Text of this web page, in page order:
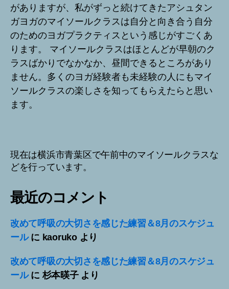
がありますが、私がずっと続けてきたアシュタン
ガヨガのマイソールクラスは自分と向き合う自分
のためのヨガプラクティスという感じがすごくあ
ります。 マイソールクラスはほとんどが早朝のク
ラスばかりでなかなか、昼間できるところがあり
ません。多くのヨガ経験者も未経験の人にもマイ
ソールクラスの楽しさを知ってもらえたらと思い
ます。
現在は横浜市青葉区で午前中のマイソールクラスな
どを行っています。
最近のコメント
改めて呼吸の大切さを感じた練習＆8月のスケジュ
ールに kaorukoより
改めて呼吸の大切さを感じた練習＆8月のスケジュ
ールに杉本暎子より